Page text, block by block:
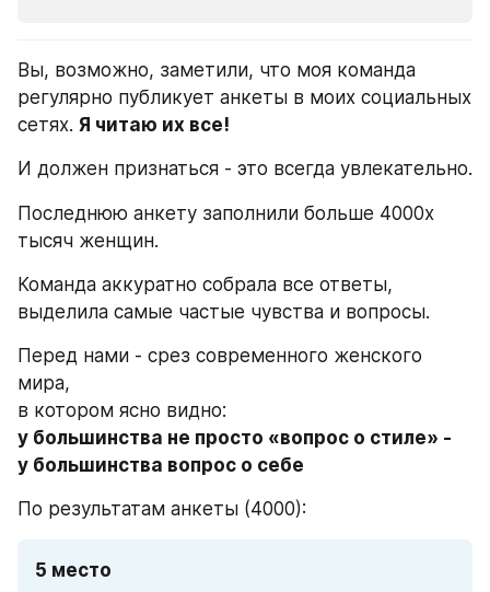
Вы, возможно, заметили, что моя команда
регулярно публикует анкеты в моих социальных
сетях. Я читаю их все!
И должен признаться - это всегда увлекательно.
Последнюю анкету заполнили больше 4000х
тысяч женщин.
Команда аккуратно собрала все ответы,
выделила самые частые чувства и вопросы.
Перед нами - срез современного женского
мира,
в котором ясно видно:
у большинства не просто «вопрос о стиле» -
у большинства вопрос о себе
По результатам анкеты (4000):
5 место